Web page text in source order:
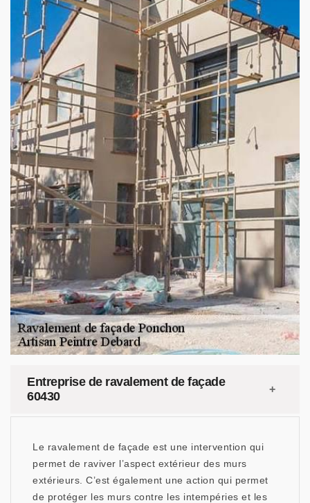
Entreprise de ravalement de façade
60430
Le ravalement de façade est une intervention qui
permet de raviver l’aspect extérieur des murs
extérieurs. C’est également une action qui permet
de protéger les murs contre les intempéries et les